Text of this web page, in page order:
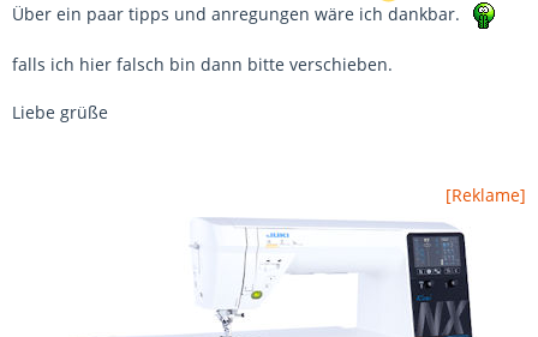
Über ein paar tipps und anregungen wäre ich dankbar.
falls ich hier falsch bin dann bitte verschieben.
Liebe grüße
[Reklame]